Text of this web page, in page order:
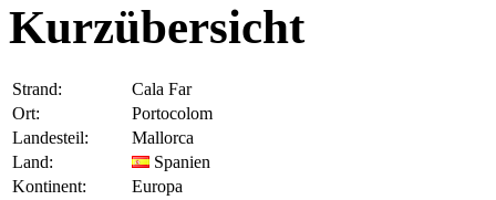
Kurzübersicht
Strand:
Cala Far
Ort:
Portocolom
Landesteil:
Mallorca
Land:
Spanien
Kontinent:
Europa